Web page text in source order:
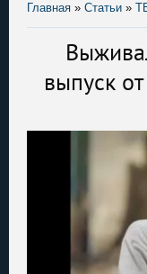
Главная » Статьи »
выпуск